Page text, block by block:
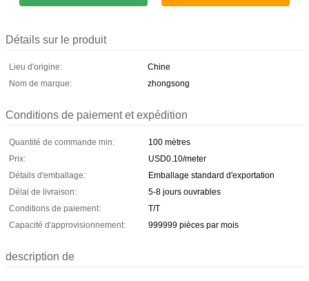
Détails sur le produit
Lieu d'origine:
Chine
Nom de marque:
zhongsong
Conditions de paiement et expédition
Quantité de commande min:
100 mètres
Prix:
USD0.10/meter
Détails d'emballage:
Emballage standard d'exportation
Délai de livraison:
5-8 jours ouvrables
Conditions de paiement:
T/T
Capacité d'approvisionnement:
999999 pièces par mois
description de